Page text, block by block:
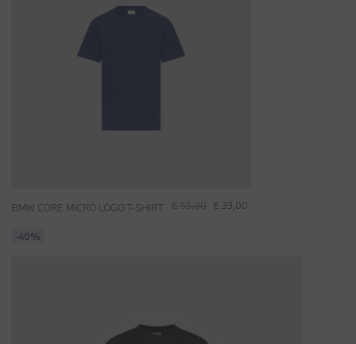
€ 55,00 € 33,00
BMW CORE MICRO LOGO T-SHIRT
-40%